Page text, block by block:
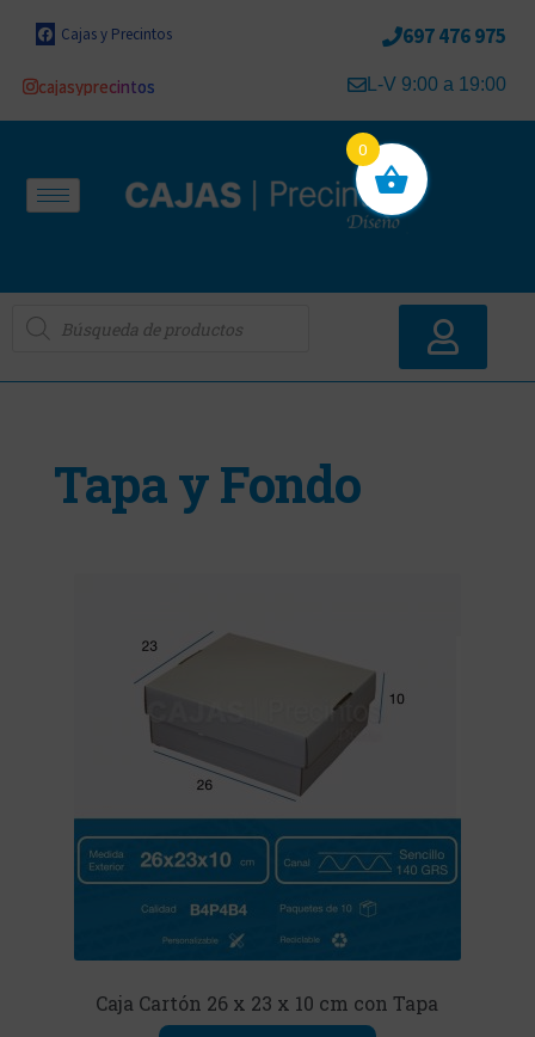
Cajas y Precintos
cajasyprecintos
697 476 975
L-V 9:00 a 19:00
Tapa y Fondo
Caja Cartón 26 x 23 x 10 cm con Tapa
0